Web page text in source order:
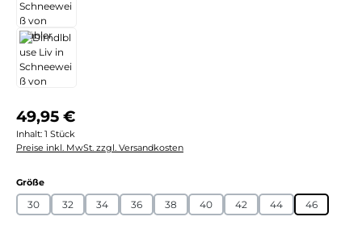
Regulärer Preis:
49,95 €
Inhalt: 1 Stück
Preise inkl. MwSt. zzgl. Versandkosten
Größeauswählen
30 32 34 36 38 40 42 44 46